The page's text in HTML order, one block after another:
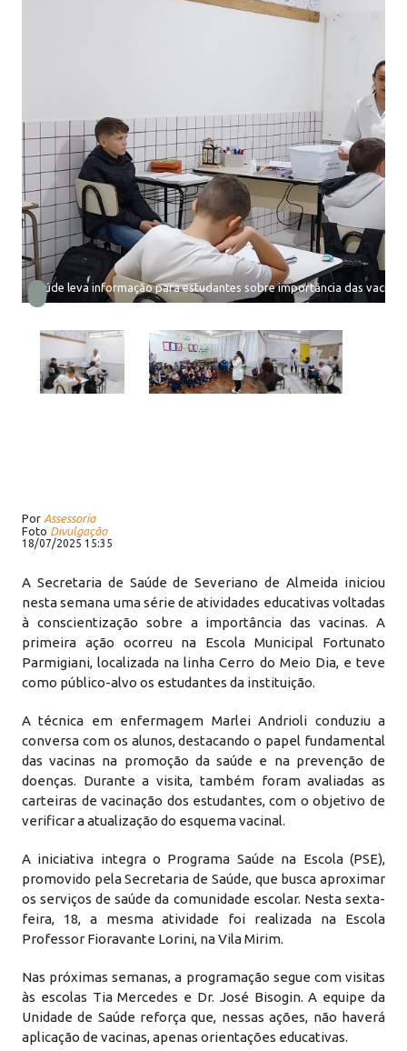
Saúde leva informação para estudantes sobre importância das vacinas
Por Assessoria
Foto Divulgação
18/07/2025 15:35
A Secretaria de Saúde de Severiano de Almeida iniciou
nesta semana uma série de atividades educativas voltadas
à conscientização sobre a importância das vacinas. A
primeira ação ocorreu na Escola Municipal Fortunato
Parmigiani, localizada na linha Cerro do Meio Dia, e teve
como público-alvo os estudantes da instituição.
A técnica em enfermagem Marlei Andrioli conduziu a
conversa com os alunos, destacando o papel fundamental
das vacinas na promoção da saúde e na prevenção de
doenças. Durante a visita, também foram avaliadas as
carteiras de vacinação dos estudantes, com o objetivo de
verificar a atualização do esquema vacinal.
A iniciativa integra o Programa Saúde na Escola (PSE),
promovido pela Secretaria de Saúde, que busca aproximar
os serviços de saúde da comunidade escolar. Nesta sexta-
feira, 18, a mesma atividade foi realizada na Escola
Professor Fioravante Lorini, na Vila Mirim.
Nas próximas semanas, a programação segue com visitas
às escolas Tia Mercedes e Dr. José Bisogin. A equipe da
Unidade de Saúde reforça que, nessas ações, não haverá
aplicação de vacinas, apenas orientações educativas.